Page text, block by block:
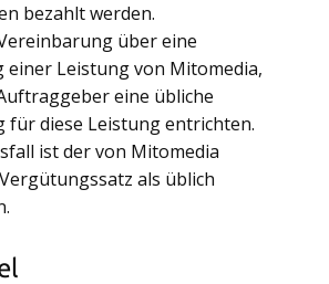
bezahlt werden.
über eine
einer Leistung von Mitomedia,
eine übliche
für diese Leistung entrichten.
ist der von Mitomedia
als üblich